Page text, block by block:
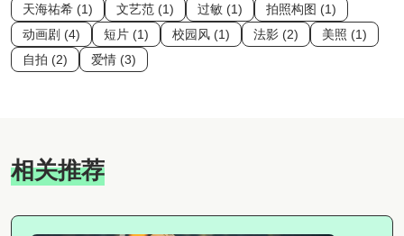
天海祐希 (1)
文艺范 (1) 过敏 (1)
拍照构图 (1)
动画剧 (4)
短片 (1) 校园风 (1) 法影 (2)
美照 (1)
自拍 (2)
爱情 (3)
相关推荐